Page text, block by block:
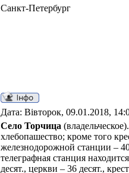
Санкт-Петербург
Дата: Вівторок, 09.01.2018,
Село Торчица
хлебопашество; кроме того
железнодорожной станции –
телеграфная станция
десят., церкви – 36 десят.,